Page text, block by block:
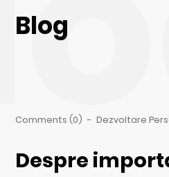
Blog
Comments (0) - Dezvoltare
Despre